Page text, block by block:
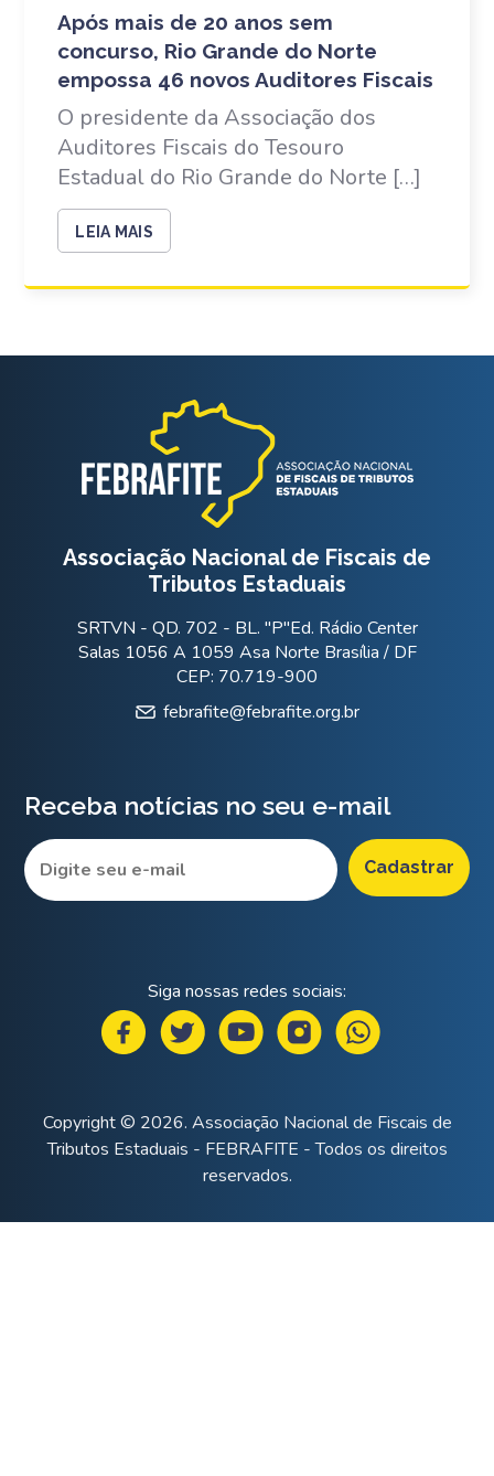
Após mais de 20 anos sem
concurso, Rio Grande do Norte
empossa 46 novos Auditores Fiscais
O presidente da Associação dos
Auditores Fiscais do Tesouro
Estadual do Rio Grande do Norte […]
LEIA MAIS
Associação Nacional de Fiscais de
Tributos Estaduais
SRTVN - QD. 702 - BL. "P"Ed. Rádio Center
Salas 1056 A 1059 Asa Norte Brasília / DF
CEP: 70.719-900
febrafite@febrafite.org.br
Receba notícias no seu e-mail
Siga nossas redes sociais:
Copyright © 2026. Associação Nacional de Fiscais de
Tributos Estaduais - FEBRAFITE - Todos os direitos
reservados.